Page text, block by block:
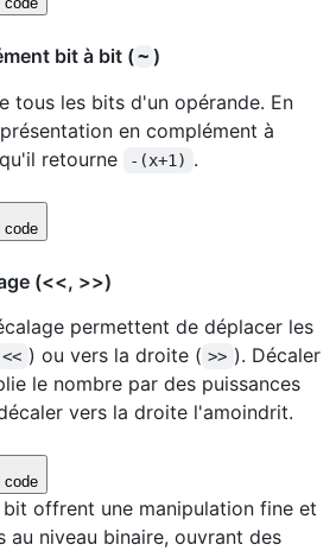
bit à bit (~ )
tous les bits d'un opérande. En
en complément à
retourne
-(x+1) .
code
(<<, >>)
permettent de déplacer les
<< ) ou vers la droite ( >> ). Décaler
le nombre par des puissances
vers la droite l'amoindrit.
code
offrent une manipulation fine et
au niveau binaire, ouvrant des